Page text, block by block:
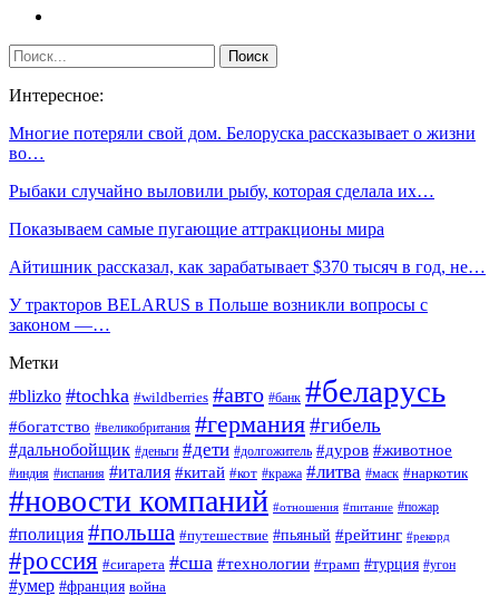
Интересное:
Многие потеряли свой дом. Белоруска рассказывает о жизни
во…
Рыбаки случайно выловили рыбу, которая сделала их…
Показываем самые пугающие аттракционы мира
Айтишник рассказал, как зарабатывает $370 тысяч в год, не…
У тракторов BELARUS в Польше возникли вопросы с
законом —…
Метки
#blizko #tochka #wildberries #авто #банк #беларусь
#богатство #великобритания #германия#гибель
#дальнобойщик #деньги #дети #долгожитель #дуров #животное
#индия #испания #италия #китай #кот #кража #литва #маск #наркотик
#новости компаний #отношения #питание #пожар
#полиция #польша #путешествие #пьяный #рейтинг #рекорд
#россия #сигарета #сша #технологии #трамп #турция #угон
#умер #франция война